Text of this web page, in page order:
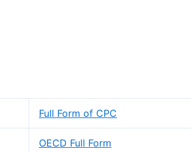
Full Form of CPC
OECD Full Form